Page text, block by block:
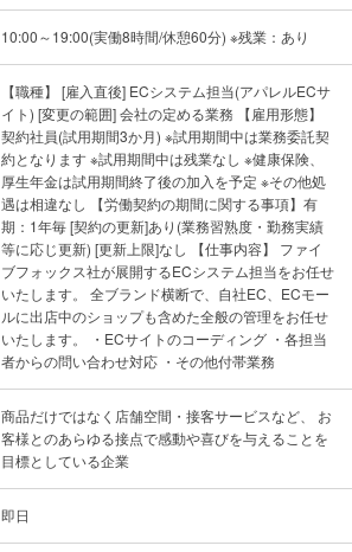
10:00～19:00(実働8時間/休憩60分) ※残業：あり
【職種】 [雇入直後] ECシステム担当(アパレルECサ
イト) [変更の範囲] 会社の定める業務 【雇用形態】
契約社員(試用期間3か月) ※試用期間中は業務委託契
約となります ※試用期間中は残業なし ※健康保険、
厚生年金は試用期間終了後の加入を予定 ※その他処
遇は相違なし 【労働契約の期間に関する事項】有
期：1年毎 [契約の更新]あり(業務習熟度・勤務実績
等に応じ更新) [更新上限]なし 【仕事内容】 ファイ
ブフォックス社が展開するECシステム担当をお任せ
いたします。 全ブランド横断で、自社EC、ECモー
ルに出店中のショップも含めた全般の管理をお任せ
いたします。 ・ECサイトのコーディング ・各担当
者からの問い合わせ対応 ・その他付帯業務
商品だけではなく店舗空間・接客サービスなど、 お
客様とのあらゆる接点で感動や喜びを与えることを
目標としている企業
即日